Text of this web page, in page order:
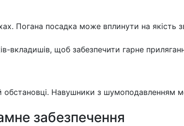
Погана посадка може вплинути на якість
вкладишів, щоб забезпечити гарне
Навушники з шумоподавленням
забезпечення